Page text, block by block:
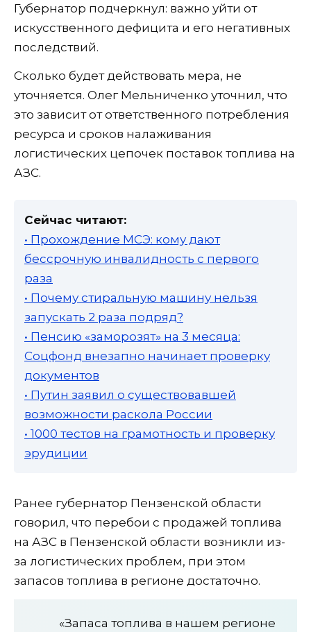
Губернатор подчеркнул: важно уйти от
искусственного дефицита и его негативных
последствий.
Сколько будет действовать мера, не
уточняется. Олег Мельниченко уточнил, что
это зависит от ответственного потребления
ресурса и сроков налаживания
логистических цепочек поставок топлива на
АЗС.
Сейчас читают:
• Прохождение МСЭ: кому дают
бессрочную инвалидность с первого
раза
• Почему стиральную машину нельзя
запускать 2 раза подряд?
• Пенсию «заморозят» на 3 месяца:
Соцфонд внезапно начинает проверку
документов
• Путин заявил о существовавшей
возможности раскола России
• 1000 тестов на грамотность и проверку
эрудиции
Ранее губернатор Пензенской области
говорил, что перебои с продажей топлива
на АЗС в Пензенской области возникли из-
за логистических проблем, при этом
запасов топлива в регионе достаточно.
«Запаса топлива в нашем регионе